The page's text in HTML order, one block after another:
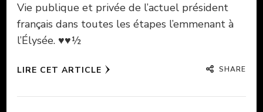
Vie publique et privée de l’actuel président
français dans toutes les étapes l’emmenant à
l’Élysée. ♥♥½
LIRE CET ARTICLE SHARE